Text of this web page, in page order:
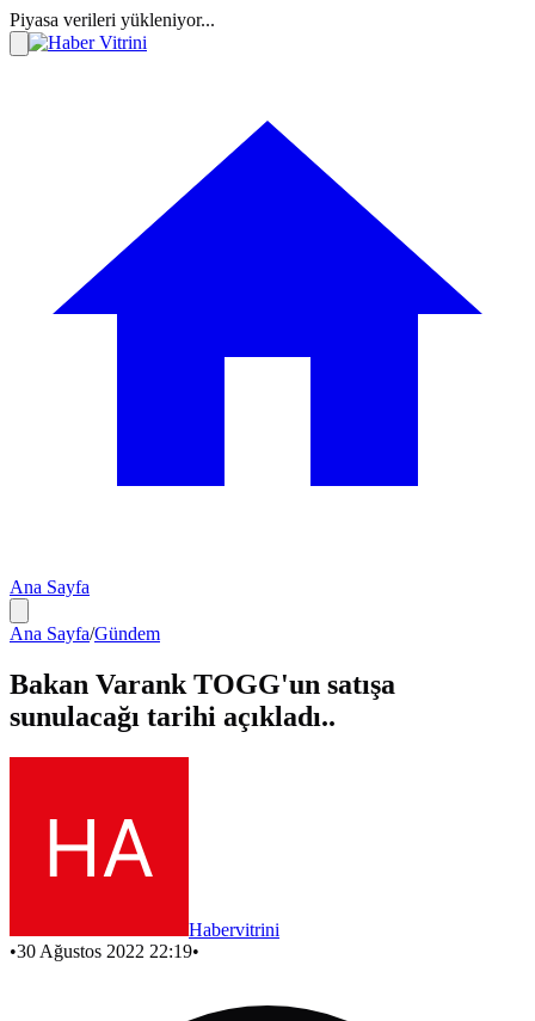
Piyasa verileri yükleniyor...
Ana Sayfa
Ana Sayfa/Gündem
Bakan Varank TOGG'un satışa
sunulacağı tarihi açıkladı..
Habervitrini
•30 Ağustos 2022 22:19•